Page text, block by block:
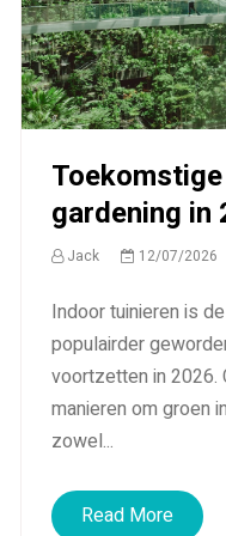
gardening in
Jack 12/07/2026
Indoor tuinieren is
populairder
voortzetten in 2026.
manieren om groen
zowel...
Read More